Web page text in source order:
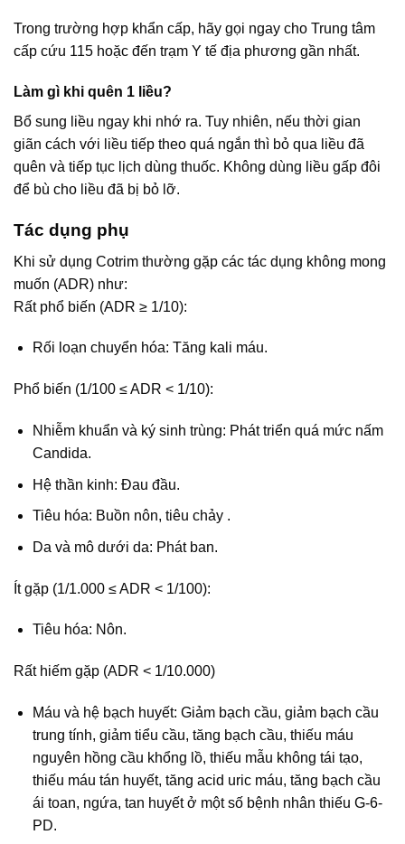
Trong trường hợp khẩn cấp, hãy gọi ngay cho Trung tâm
cấp cứu 115 hoặc đến trạm Y tế địa phương gần nhất.
Làm gì khi quên 1 liều?
Bổ sung liều ngay khi nhớ ra. Tuy nhiên, nếu thời gian
giãn cách với liều tiếp theo quá ngắn thì bỏ qua liều đã
quên và tiếp tục lịch dùng thuốc. Không dùng liều gấp đôi
để bù cho liều đã bị bỏ lỡ.
Tác dụng phụ
Khi sử dụng Cotrim thường gặp các tác dụng không mong
muốn (ADR) như:
Rất phổ biến (ADR ≥ 1/10):
Rối loạn chuyển hóa: Tăng kali máu.
Phổ biến (1/100 ≤ ADR < 1/10):
Nhiễm khuẩn và ký sinh trùng: Phát triển quá mức nấm
Candida.
Hệ thần kinh: Đau đầu.
Tiêu hóa: Buồn nôn, tiêu chảy .
Da và mô dưới da: Phát ban.
Ít gặp (1/1.000 ≤ ADR < 1/100):
Tiêu hóa: Nôn.
Rất hiếm gặp (ADR < 1/10.000)
Máu và hệ bạch huyết: Giảm bạch cầu, giảm bạch cầu
trung tính, giảm tiểu cầu, tăng bạch cầu, thiếu máu
nguyên hồng cầu khổng lồ, thiếu mẫu không tái tạo,
thiếu máu tán huyết, tăng acid uric máu, tăng bạch cầu
ái toan, ngứa, tan huyết ở một số bệnh nhân thiếu G-6-
PD.